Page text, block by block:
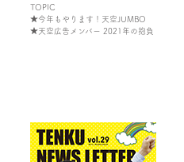
TOPIC
★今年もやります！天空JUMBO
★天空広告メンバー 2021年の抱負